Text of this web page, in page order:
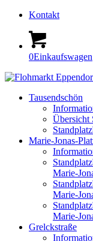
Kontakt
0Einkaufswagen
Tausendschön
Übersicht
Marie-Jonas-
Marie-
Marie-
Marie-
Grelckstraße